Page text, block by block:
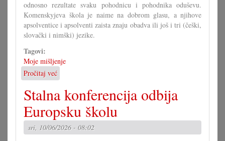
odnosno rezultate svaku pohodnicu i pohodnika oduševu.
Komenskyjeva škola je naime na dobrom glasu, a njihove
apsolventice i apsolventi zaista znaju obadva ili još i tri (češki,
slovački i nimški) jezike.
Tagovi:
Moje mišljenje
Pročitaj već
Komenskyjeva
škola
je
europska
škola
Stalna konferencija odbija
Europsku školu
sri, 10/06/2026 - 08:02